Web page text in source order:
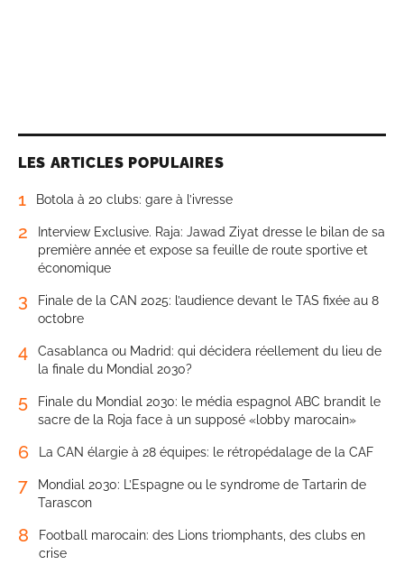
LES ARTICLES POPULAIRES
1 Botola à 20 clubs: gare à l’ivresse
2
Interview Exclusive. Raja: Jawad Ziyat dresse le bilan de sa
première année et expose sa feuille de route sportive et
économique
3
Finale de la CAN 2025: l’audience devant le TAS fixée au 8
octobre
4
Casablanca ou Madrid: qui décidera réellement du lieu de
la finale du Mondial 2030?
5
Finale du Mondial 2030: le média espagnol ABC brandit le
sacre de la Roja face à un supposé «lobby marocain»
6 La CAN élargie à 28 équipes: le rétropédalage de la CAF
7
Mondial 2030: L’Espagne ou le syndrome de Tartarin de
Tarascon
8
Football marocain: des Lions triomphants, des clubs en
crise